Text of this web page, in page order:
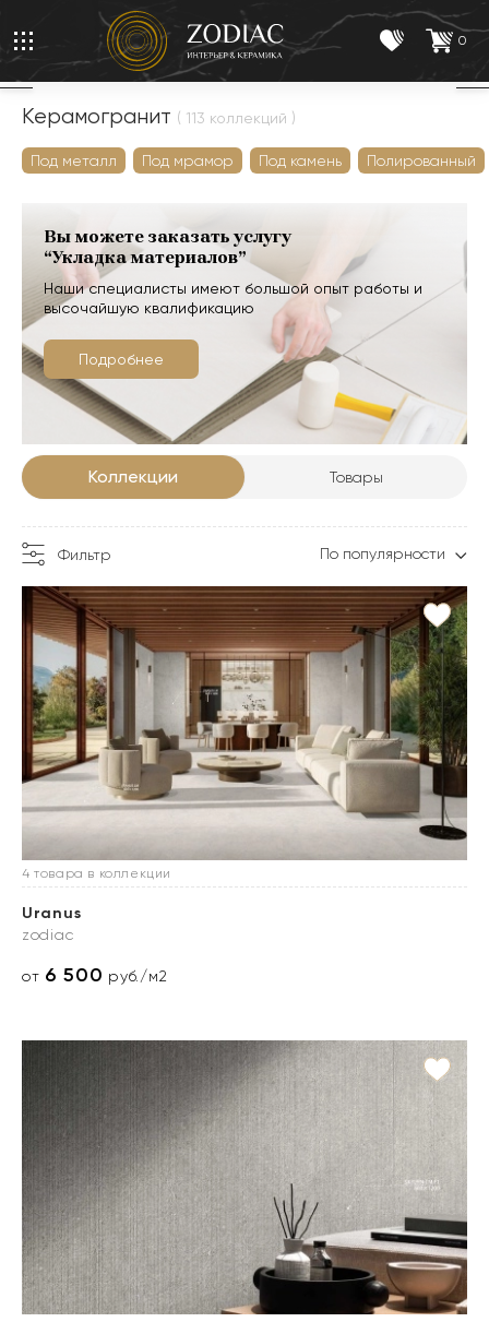
0
Керамогранит ( 113 коллекций )
Под металл Под мрамор Под камень Полированный
Вы можете заказать услугу
“Укладка материалов”
Наши специалисты имеют большой опыт работы и
высочайшую квалификацию
Подробнее
Коллекции Товары
Фильтр По популярности
4 товара в коллекции
Uranus
zodiac
от 6 500 руб./м2